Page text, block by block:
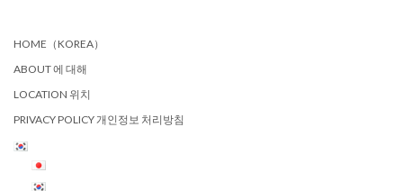
HOME（KOREA）
ABOUT 에 대해
LOCATION 위치
PRIVACY POLICY 개인정보 처리방침